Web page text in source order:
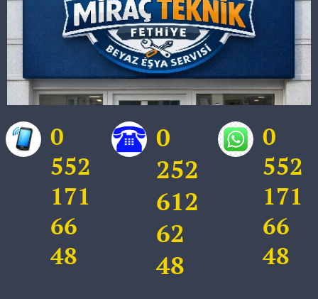
0
552
171
66
48
0
252
612
62
48
0
552
171
66
48